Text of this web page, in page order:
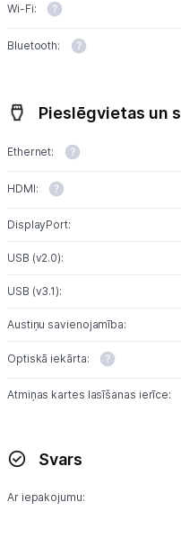
Wi-Fi:
Bluetooth:
Pieslēgvietas un
Ethernet:
HDMI:
DisplayPort:
USB (v2.0):
USB (v3.1):
Austiņu savienojamība:
Optiskā iekārta:
Atmiņas kartes lasīšanas ierīce:
Svars
Ar iepakojumu: